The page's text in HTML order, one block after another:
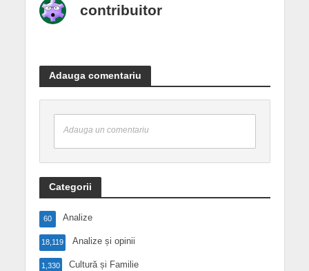
contribuitor
Adauga comentariu
Adauga un comentariu
Categorii
Analize
60
Analize și opinii
18,119
Cultură și Familie
1,330